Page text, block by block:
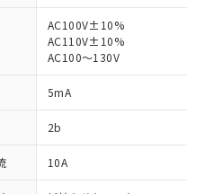
AC100V±10%
AC110V±10%
AC100～130V
5mA
2b
10A
指令（10物質）の
提供可能な商品で
（10物質）の非含
替える予定のある